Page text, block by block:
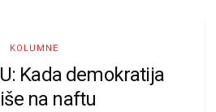
KOLUMNE
Kada demokratija
na naftu